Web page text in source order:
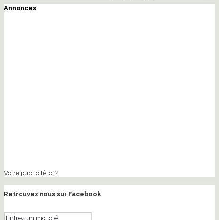
Annonces
Votre publicité ici ?
Retrouvez nous sur Facebook